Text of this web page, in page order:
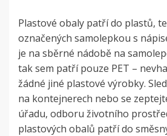
Plastové obaly patří do plastů,
označených samolepkou s
je na sběrné nádobě na
tak sem patří pouze PET –
žádné jiné plastové výrobky.
na kontejnerech nebo se
úřadu, odboru životního
plastových obalů patří do